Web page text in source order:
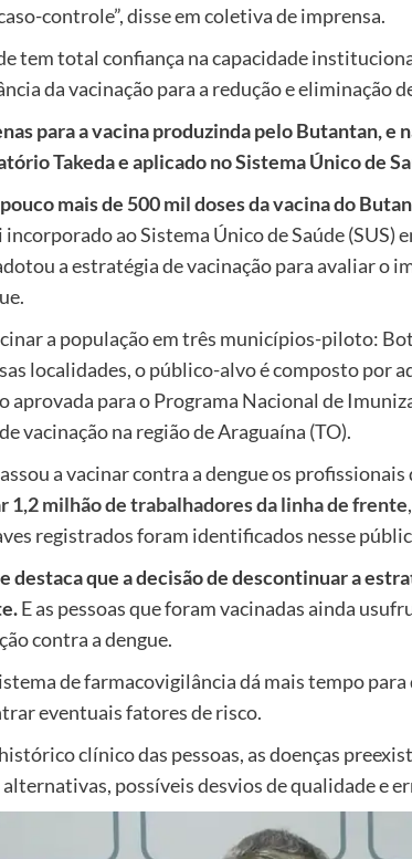
controle”, disse em coletiva de imprensa.
tem total confiança na capacidade
da vacinação para a redução e eliminação
para a vacina produzinda pelo Butantan, e
Takeda e aplicado no Sistema Único de
mais de 500 mil doses da vacina do
ao Sistema Único de Saúde (SUS)
a estratégia de vacinação para avaliar o
a população em três municípios-piloto:
localidades, o público-alvo é composto por
aprovada para o Programa Nacional de
vacinação na região de Araguaína (TO).
a vacinar contra a dengue os
1,2 milhão de trabalhadores da linha de frente
registrados foram identificados nesse
destaca que a decisão de descontinuar a
E as pessoas que foram vacinadas ainda
contra a dengue.
de farmacovigilância dá mais tempo
eventuais fatores de risco.
clínico das pessoas, as doenças
possíveis desvios de qualidade e